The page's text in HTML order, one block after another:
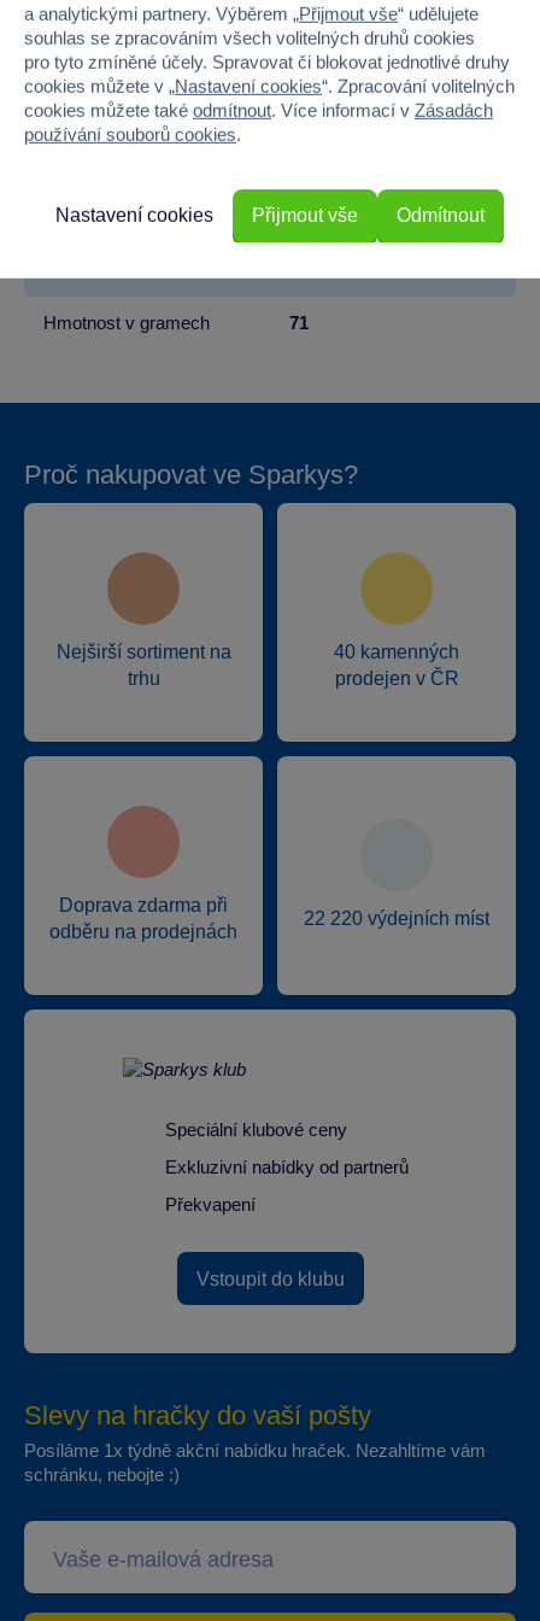
Věk od 18
Pohlaví HOLKA, KLUK
Materiál PLAST
Výška 11
Hmotnost v gramech 71
Proč nakupovat ve Sparkys?
Nejširší sortiment na
trhu
40 kamenných
prodejen v ČR
Doprava zdarma při
odběru na prodejnách
22 220 výdejních míst
Speciální klubové ceny
Exkluzivní nabídky od partnerů
Překvapení
Vstoupit do klubu
Slevy na hračky do vaší pošty
Posíláme 1x týdně akční nabídku hraček. Nezahltíme vám
schránku, nebojte :)
a analytickými partnery. Výběrem „Přijmout vše“ udělujete
souhlas se zpracováním všech volitelných druhů cookies
pro tyto zmíněné účely. Spravovat či blokovat jednotlivé druhy
cookies můžete v „Nastavení cookies“. Zpracování volitelných
cookies můžete také odmítnout. Více informací v Zásadách
používání souborů cookies.
Odmítnout
Nastavení cookies Přijmout vše